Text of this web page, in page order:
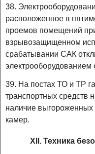
38.
расположенное в
проемов помещений
взрывозащищенном
срабатывании САК
электрооборудованием
39. На постах ТО и ТР
транспортных средств
наличие
камер.
XII. Техника